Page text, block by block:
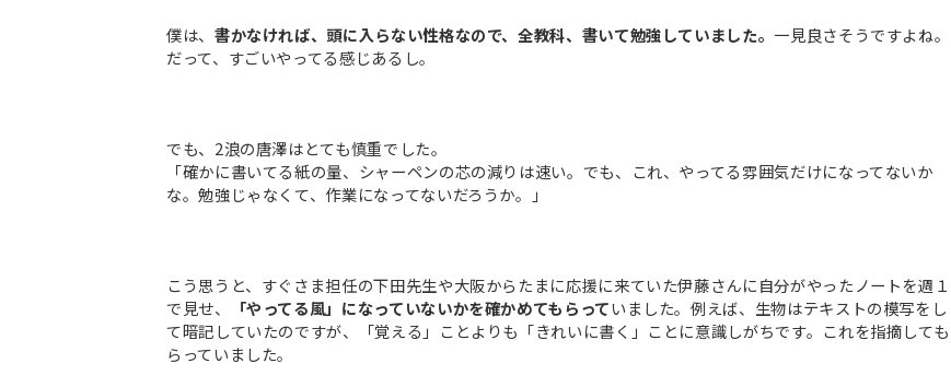
僕は、 書かなければ、頭に入らない性格なので、全教科、書いて勉強していました。一見良さそうですよね。
だって、すごいやってる感じあるし。
でも、2浪の唐澤はとても慎重でした。
「確かに書いてる紙の量、シャーペンの芯の減りは速い。でも、これ、やってる雰囲気だけになってないか
な。勉強じゃなくて、作業になってないだろうか。」
こう思うと、すぐさま担任の下田先生や大阪からたまに応援に来ていた伊藤さんに自分がやったノートを週１
で見せ、
「やってる風」になっていないかを確かめてもらっていました。例えば、生物はテキストの模写をし
て暗記していたのですが、「覚える」ことよりも「きれいに書く」ことに意識しがちです。これを指摘しても
らっていました。